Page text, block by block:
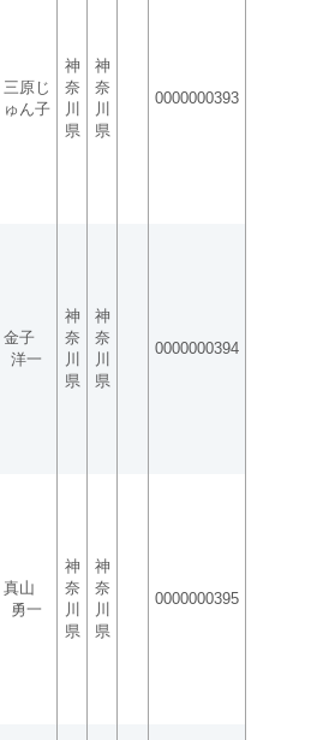
三原じ
ゅん子
神
奈
川
県
神
奈
川
県
0000000393
金子
洋一
神
奈
川
県
神
奈
川
県
0000000394
真山
勇一
神
奈
川
県
神
奈
川
県
0000000395